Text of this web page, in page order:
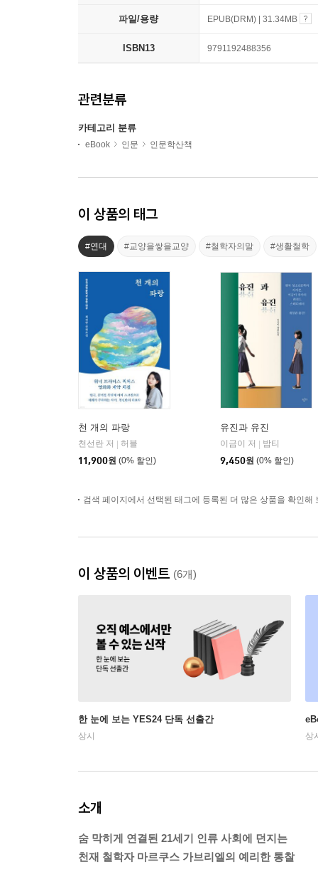
파일/용량 EPUB(DRM) | 31.34MB
ISBN13 9791192488356
관련분류
카테고리 분류
eBook 인문 인문학산책
이 상품의 태그
#연대 #교양을쌓을교양 #철학자의말 #생활철학
천 개의 파랑
천선란 저 | 허블
11,900원 (0% 할인)
유진과 유진
이금이 저 | 밤티
9,450원 (0% 할인)
검색 페이지에서 선택된 태그에 등록된 더 많은 상품을 확인해
이 상품의 이벤트 (6개)
한 눈에 보는 YES24 단독 선출간
상시 상
소개
숨 막히게 연결된 21세기 인류 사회에 던지는
천재 철학자 마르쿠스 가브리엘의 예리한 통찰